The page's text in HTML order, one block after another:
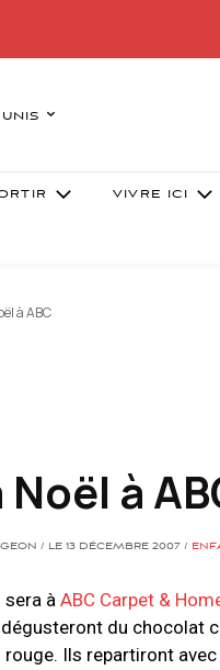
VIVRE ICI
à ABC
Noël à
/ LE 13 DÉCEMBRE 2007 /
sera à ABC Carpet &
du chocolat
rouge. Ils repartiront